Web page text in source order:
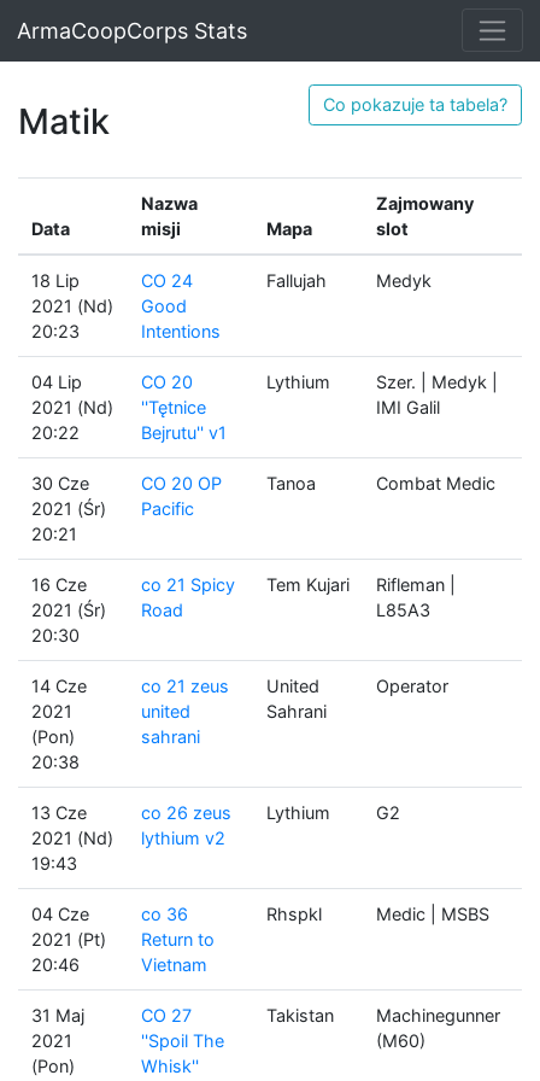
ArmaCoopCorps Stats
Matik Co pokazuje ta tabela?
Data
Nazwa
misji
Mapa
Zajmowany
slot
18 Lip
2021 (Nd)
20:23
CO 24
Good
Intentions
Fallujah Medyk
04 Lip
2021 (Nd)
20:22
CO 20
''Tętnice
Bejrutu'' v1
Lythium
Szer. | Medyk |
IMI Galil
30 Cze
2021 (Śr)
20:21
CO 20 OP
Pacific
Tanoa Combat Medic
16 Cze
2021 (Śr)
20:30
co 21 Spicy
Road
Tem Kujari
Rifleman |
L85A3
14 Cze
2021
(Pon)
20:38
co 21 zeus
united
sahrani
United
Sahrani
Operator
13 Cze
2021 (Nd)
19:43
co 26 zeus
lythium v2
Lythium G2
04 Cze
2021 (Pt)
20:46
co 36
Return to
Vietnam
Rhspkl Medic | MSBS
31 Maj
2021
(Pon)
CO 27
''Spoil The
Whisk''
Takistan
Machinegunner
(M60)